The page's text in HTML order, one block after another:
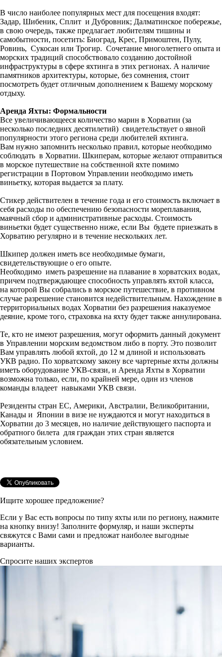
В число наиболее популярных мест для посещения входят:
Задар, Шибеник, Сплит и Дубровник; Далматинское побережье,
в свою очередь, также предлагает любителям тишины и
самобытности, посетить: Биоград, Крес, Примоштен, Пулу,
Ровинь, Сукосан или Трогир. Сочетание многолетнего опыта и
морских традиций способствовало созданию достойной
инфраструктуры в сфере яхтинга в этих регионах. А наличие
памятников архитектуры, которые, без сомнения, стоит
посмотреть будет отличным дополнением к Вашему морскому
отдыху.
Аренда Яхты: Формальности
Все увеличивающееся количество марин в Хорватии (за
несколько последних десятилетий) свидетельствует о явной
популярности этого региона среди любителей яхтинга.
Вам нужно запомнить несколько правил, которые необходимо
соблюдать в Хорватии. Шкиперам, которые желают отправиться
в морское путешествие на собственной яхте помимо
регистрации в Портовом Управлении необходимо иметь
виньетку, которая выдается за плату.
Стикер действителен в течение года и его стоимость включает в
себя расходы по обеспечению безопасности мореплавания,
маячный сбор и административные расходы. Стоимость
виньетки будет существенно ниже, если Вы будете приезжать в
Хорватию регулярно и в течение нескольких лет.
Шкипер должен иметь все необходимые бумаги,
свидетельствующие о его опыте.
Необходимо иметь разрешение на плавание в хорватских водах,
причем подтверждающее способность управлять яхтой класса,
на которой Вы собрались в морское путешествие, в противном
случае разрешение становится недействительным. Нахождение в
территориальных водах Хорватии без разрешения наказуемое
деяние, кроме того, страховка на яхту будет также аннулирована.
Те, кто не имеют разрешения, могут оформить данный документ
в Управлении морским ведомством либо в порту. Это позволит
Вам управлять любой яхтой, до 12 м длиной и использовать
УКВ радио. По хорватскому закону все чартерные яхты должны
иметь оборудование УКВ-связи, и Аренда Яхты в Хорватии
возможна только, если, по крайней мере, один из членов
команды владеет навыками УКВ связи.
Резиденты стран ЕС, Америки, Австралии, Великобритании,
Канады и Японии в визе не нуждаются и могут находиться в
Хорватии до 3 месяцев, но наличие действующего паспорта и
обратного билета для граждан этих стран является
обязательным условием.
Ищите хорошее предложение?
Если у Вас есть вопросы по типу яхты или по региону, нажмите
на кнопку внизу! Заполните формуляр, и наши эксперты
свяжутся с Вами сами и предложат наиболее выгодные
варианты.
Спросите наших экспертов